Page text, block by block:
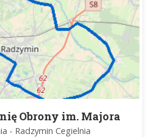
Obrony im. Majora
- Radzymin Cegielnia